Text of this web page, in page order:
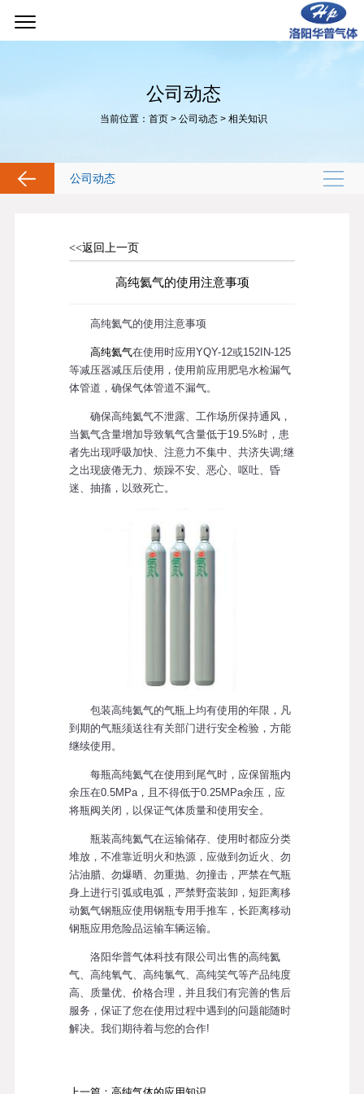
公司动态
当前位置：首页 >公司动态 >相关知识
公司动态
<<返回上一页
高纯氦气的使用注意事项
高纯氦气的使用注意事项
高纯氦气在使用时应用YQY-12或152IN-125
等减压器减压后使用，使用前应用肥皂水检漏气
体管道，确保气体管道不漏气。
确保高纯氦气不泄露、工作场所保持通风，
当氦气含量增加导致氧气含量低于19.5%时，患
者先出现呼吸加快、注意力不集中、共济失调;继
之出现疲倦无力、烦躁不安、恶心、呕吐、昏
迷、抽搐，以致死亡。
包装高纯氦气的气瓶上均有使用的年限，凡
到期的气瓶须送往有关部门进行安全检验，方能
继续使用。
每瓶高纯氦气在使用到尾气时，应保留瓶内
余压在0.5MPa，且不得低于0.25MPa余压，应
将瓶阀关闭，以保证气体质量和使用安全。
瓶装高纯氦气在运输储存、使用时都应分类
堆放，不准靠近明火和热源，应做到勿近火、勿
沾油腊、勿爆晒、勿重抛、勿撞击，严禁在气瓶
身上进行引弧或电弧，严禁野蛮装卸，短距离移
动氦气钢瓶应使用钢瓶专用手推车，长距离移动
钢瓶应用危险品运输车辆运输。
洛阳华普气体科技有限公司出售的高纯氦
气、高纯氧气、高纯氯气、高纯笑气等产品纯度
高、质量优、价格合理，并且我们有完善的售后
服务，保证了您在使用过程中遇到的问题能随时
解决。我们期待着与您的合作!